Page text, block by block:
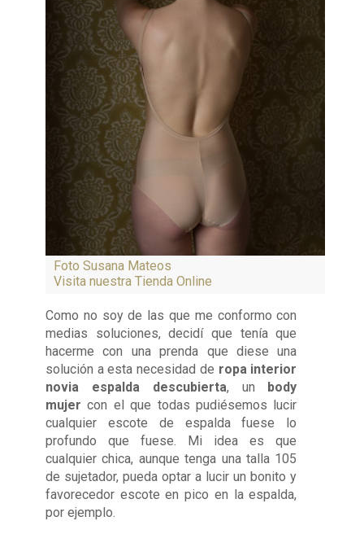
Foto Susana Mateos
Visita nuestra Tienda Online
Como no soy de las que me conformo con
medias soluciones, decidí que tenía que
hacerme con una prenda que diese una
solución a esta necesidad de ropa interior
novia espalda descubierta, un
body
mujer con el que todas pudiésemos lucir
cualquier escote de espalda fuese lo
profundo que fuese. Mi idea es que
cualquier chica, aunque tenga una talla 105
de sujetador, pueda optar a lucir un bonito y
favorecedor escote en pico en la espalda,
por ejemplo.